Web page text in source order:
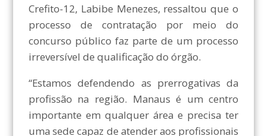
Crefito-12, Labibe Menezes, ressaltou que o
processo de contratação por meio do
concurso público faz parte de um processo
irreversível de qualificação do órgão.
“Estamos defendendo as prerrogativas da
profissão na região. Manaus é um centro
importante em qualquer área e precisa ter
uma sede capaz de atender aos profissionais